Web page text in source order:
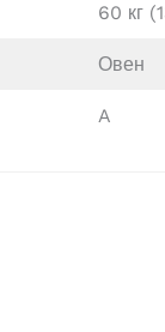
60 кг
Овен
A